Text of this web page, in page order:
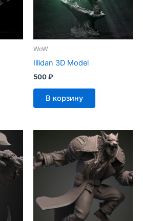
WoW
Illidan 3D Model
500₽
В корзину